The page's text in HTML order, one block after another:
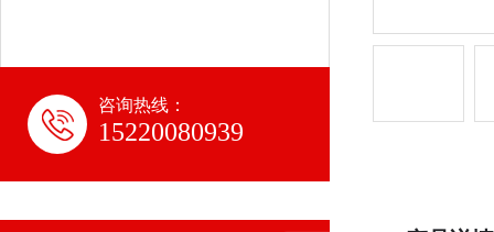
咨询热线：
15220080939